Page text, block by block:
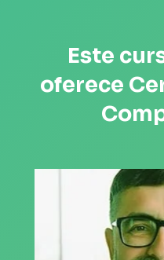
Este
oferece